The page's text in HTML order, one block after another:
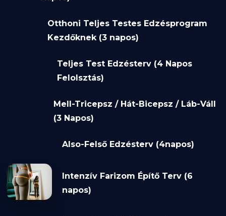
Otthoni Teljes Testes Edzésprogram
Kezdőknek (3 napos)
Teljes Test Edzésterv (4 Napos
Felolsztás)
Mell-Tricepsz / Hát-Bicepsz / Láb-Váll
(3 Napos)
Also-Felső Edzésterv (4napos)
Intenzív Farizom Építő Terv (6
napos)